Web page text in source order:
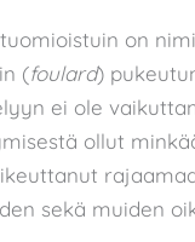
on
(foulard)
ei ole
ollut
sekä muiden